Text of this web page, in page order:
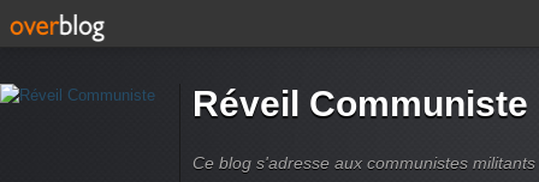
Réveil Communiste
Ce blog s'adresse aux communistes